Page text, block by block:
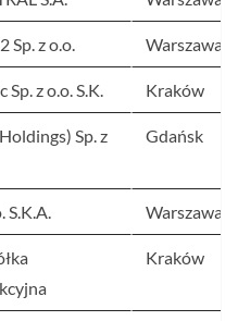
Sp. z o.o. Warszawa
z o.o. S.K. Kraków
Sp. z
Gdańsk
S.K.A. Warszawa
Kraków